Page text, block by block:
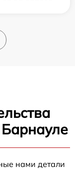
Барнауле
нами детали